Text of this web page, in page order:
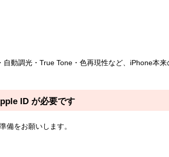
動調光・True Tone・色再現性など、iPhone本来
ID が必要です
備をお願いします。